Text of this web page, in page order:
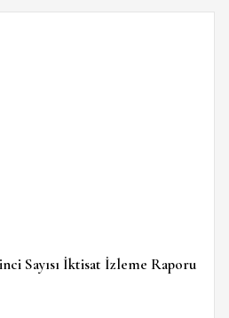
Sayısı İktisat İzleme Raporu